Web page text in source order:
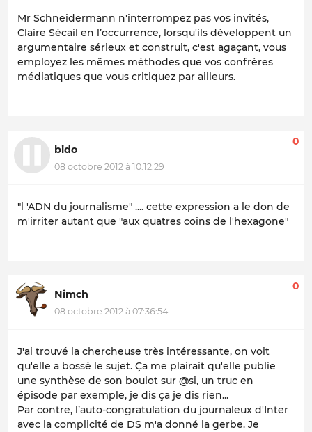
Mr Schneidermann n'interrompez pas vos invités,
Claire Sécail en l’occurrence, lorsqu'ils développent un
argumentaire sérieux et construit, c'est agaçant, vous
employez les mêmes méthodes que vos confrères
médiatiques que vous critiquez par ailleurs.
bido
08 octobre 2012 à 10:12:29
0
"l 'ADN du journalisme" .... cette expression a le don de
m'irriter autant que "aux quatres coins de l'hexagone"
Nimch
08 octobre 2012 à 07:36:54
0
J'ai trouvé la chercheuse très intéressante, on voit
qu'elle a bossé le sujet. Ça me plairait qu'elle publie
une synthèse de son boulot sur @si, un truc en
épisode par exemple, je dis ça je dis rien...
Par contre, l’auto-congratulation du journaleux d'Inter
avec la complicité de DS m'a donné la gerbe. Je